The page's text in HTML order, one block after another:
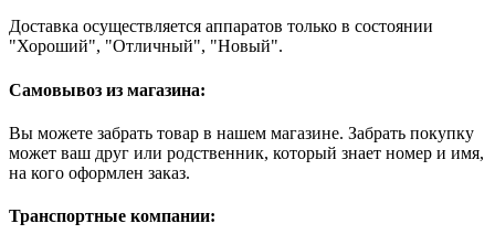
Доставка осуществляется аппаратов только в состоянии
"Хороший", "Отличный", "Новый".
Самовывоз из магазина:
Вы можете забрать товар в нашем магазине. Забрать покупку
может ваш друг или родственник, который знает номер и имя,
на кого оформлен заказ.
Транспортные компании: